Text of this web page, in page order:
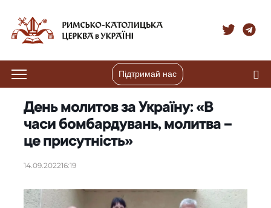
Підтримай нас
День молитов за Україну: «В
часи бомбардувань, молитва –
це присутність»
14.09.202216:19